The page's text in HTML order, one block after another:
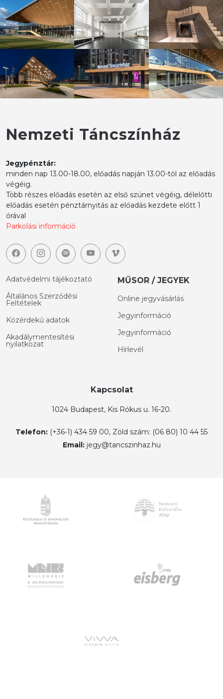
Nemzeti Táncszínház
Jegypénztár:
minden nap 13.00-18.00, előadás napján 13.00-tól az előadás
végéig.
Több részes előadás esetén az első szünet végéig, délelőtti
előadás esetén pénztárnyitás az előadás kezdete előtt 1
órával
Parkolási információ
Adatvédelmi tájékoztató
Általános Szerződési
Feltételek
Közérdekű adatok
Akadálymentesítési
nyilatkozat
MŰSOR / JEGYEK
Online jegyvásárlás
Jegyinformáció
Jegyinformáció
Hírlevél
Kapcsolat
1024 Budapest, Kis Rókus u. 16-20.
Telefon: (+36-1) 434 59 00, Zöld szám: (06 80) 10 44 55
Email: jegy@tancszinhaz.hu